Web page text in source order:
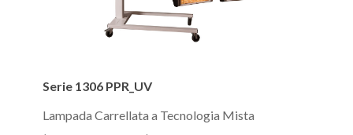
1306
PPR_UV
Serie 1306 PPR_UV
Lampada Carrellata a Tecnologia Mista